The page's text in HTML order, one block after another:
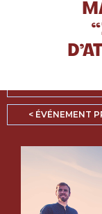
< ÉVÉNEMENT